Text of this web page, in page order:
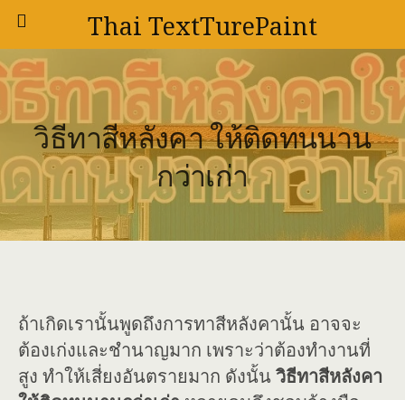
Thai TextTurePaint
วิธีทาสีหลังคา ให้ติดทนนาน
กว่าเก่า
ถ้าเกิดเรานั้นพูดถึงการทาสีหลังคานั้น อาจจะ
ต้องเก่งและชำนาญมาก เพราะว่าต้องทำงานที่
สูง ทำให้เสี่ยงอันตรายมาก ดังนั้น วิธีทาสีหลังคา